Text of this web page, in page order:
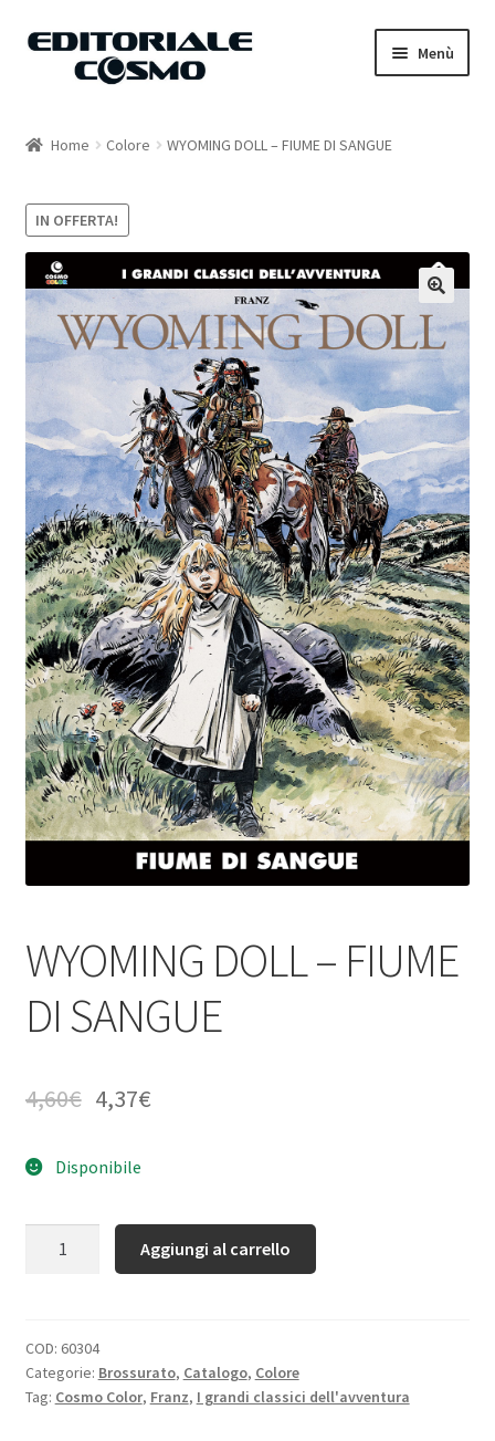
Vai
Vai
Menù
Carrello
Il mio account
Home Colore WYOMING DOLL – FIUME DI SANGUE
IN OFFERTA!
WYOMING DOLL – FIUME
DI SANGUE
4,60€ 4,37€
Disponibile
Aggiungi al carrello
COD: 60304
Categorie: Brossurato, Catalogo, Colore
Tag: Cosmo Color, Franz, I grandi classici dell'avventura